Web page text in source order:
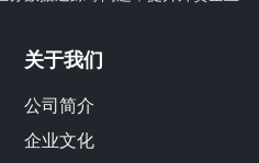
关于我们
公司简介
企业文化